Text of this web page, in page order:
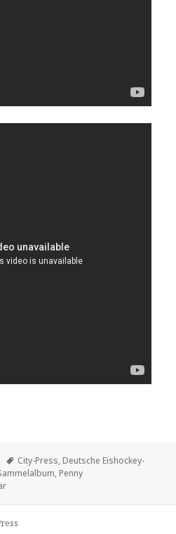
Schlagwörter
City-Press, Deutsche Eishockey-
, Penny
zu Review: „Deutsche Eishockey-